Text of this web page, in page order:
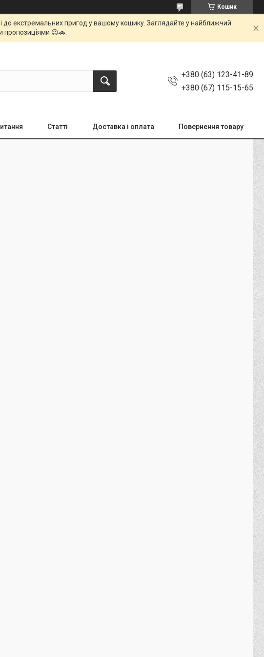
Кошик
до екстремальних пригод у вашому кошику. Заглядайте у найближчий
😉🚗.
+380 (63) 123-41-89
+380 (67) 115-15-65
Статті Доставка і оплата Повернення товару